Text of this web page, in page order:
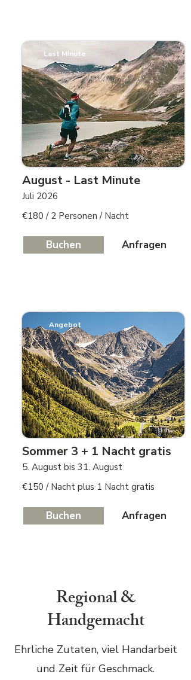
Last Minute
August - Last Minute
Juli 2026
€180 / 2 Personen / Nacht
Buchen Anfragen
Angebot
Sommer 3 + 1 Nacht gratis
5. August bis 31. August
€150 / Nacht plus 1 Nacht gratis
Buchen Anfragen
Regional &
Handgemacht
Ehrliche Zutaten, viel Handarbeit
und Zeit für Geschmack.